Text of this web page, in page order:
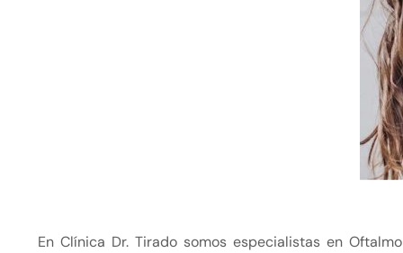
En Clínica Dr. Tirado somos especialistas en